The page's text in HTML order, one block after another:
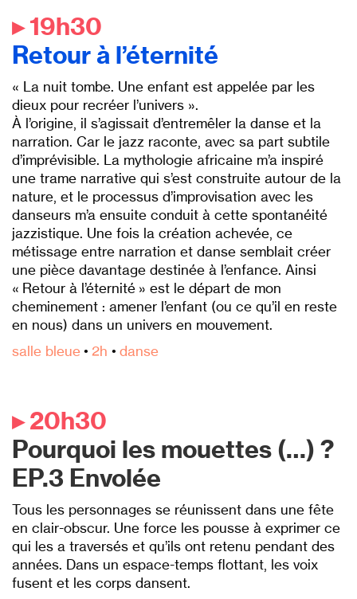
▸ 19h30
Retour à l’éternité
« La nuit tombe. Une enfant est appelée par les
dieux pour recréer l’univers ».
À l’origine, il s’agissait d’entremêler la danse et la
narration. Car le jazz raconte, avec sa part subtile
d’imprévisible. La mythologie africaine m’a inspiré
une trame narrative qui s’est construite autour de la
nature, et le processus d’improvisation avec les
danseurs m’a ensuite conduit à cette spontanéité
jazzistique. Une fois la création achevée, ce
métissage entre narration et danse semblait créer
une pièce davantage destinée à l’enfance. Ainsi
« Retour à l’éternité » est le départ de mon
cheminement : amener l’enfant (ou ce qu’il en reste
en nous) dans un univers en mouvement.
salle bleue• 2h • danse
▸ 20h30
Pourquoi les mouettes (…) ?
EP.3 Envolée
Tous les personnages se réunissent dans une fête
en clair-obscur. Une force les pousse à exprimer ce
qui les a traversés et qu’ils ont retenu pendant des
années. Dans un espace-temps flottant, les voix
fusent et les corps dansent.